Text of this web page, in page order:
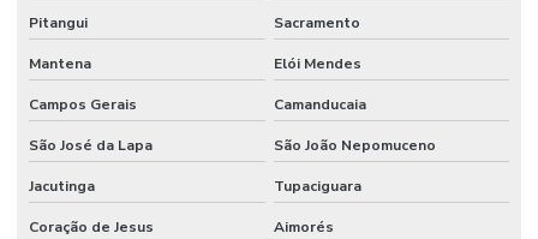
Pitangui Sacramento
Mantena Elói Mendes
Campos Gerais Camanducaia
São José da Lapa São João Nepomuceno
Jacutinga Tupaciguara
Coração de Jesus Aimorés